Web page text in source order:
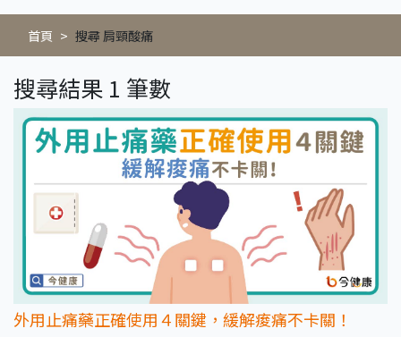
首頁 搜尋 肩頸酸痛
搜尋結果 1 筆數
外用止痛藥正確使用４關鍵，緩解痠痛不卡關！